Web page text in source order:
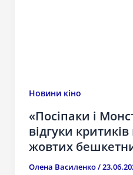
Новини кіно
«Посіпаки і
відгуки
жовтих
Олена Василенко/